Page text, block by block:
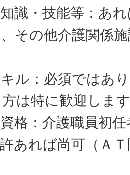
識・技能等：あ
その他介護関係
ル：必須ではあ
は特に歓迎しま
格：介護職員初
あれば尚可（Ａ